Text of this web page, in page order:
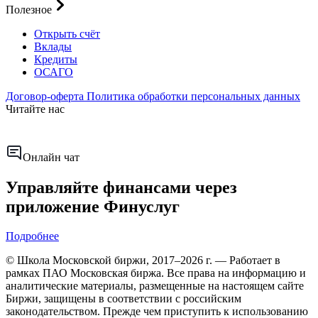
Полезное
Открыть счёт
Вклады
Кредиты
ОСАГО
Договор-оферта Политика обработки персональных данных
Читайте нас
Онлайн чат
Управляйте финансами через
приложение Финуслуг
Подробнее
© Школа Московской биржи, 2017–2026 г. — Работает в
рамках ПАО Московская биржа. Все права на информацию и
аналитические материалы, размещенные на настоящем сайте
Биржи, защищены в соответствии с российским
законодательством. Прежде чем приступить к использованию